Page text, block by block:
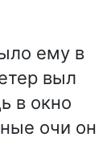
ему в
выл
в окно
очи он